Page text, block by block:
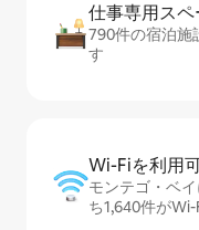
仕事専用ス⁠
790件の宿泊施
す
Wi-Fiを利⁠用⁠
モンテゴ・ベ
ち1,640件が